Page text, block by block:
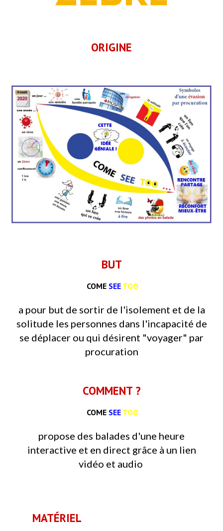
ORIGINE
BUT
COME SEE TOO
a pour but de sortir de l'isolement et de la
solitude les personnes dans l'incapacité de
se déplacer ou qui désirent "voyager" par
procuration
COMMENT ?
COME SEE TOO
propose des balades d'une heure
interactive et en direct grâce à un lien
vidéo et audio
MATÉRIEL